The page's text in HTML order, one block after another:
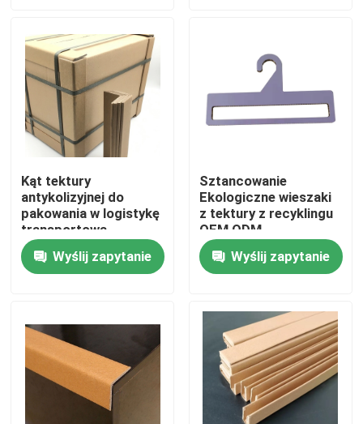
Łączność
Produkty
Papier ochronny do podłóg
Tymczasowa rolka zabezpieczająca podłogę
Ochrona podłogi z papieru kraft
Papier budowlany do pokrywania podłóg
Papier do drukowania na kartonie
Wodoodporne arkusze podłogowe
Kąt tektury
antykolizyjnej do
pakowania w logistykę
transportową
Wyślij zapytanie
Sztancowanie
Ekologiczne wieszaki
z tektury z recyklingu
OEM ODM
Wyślij zapytanie